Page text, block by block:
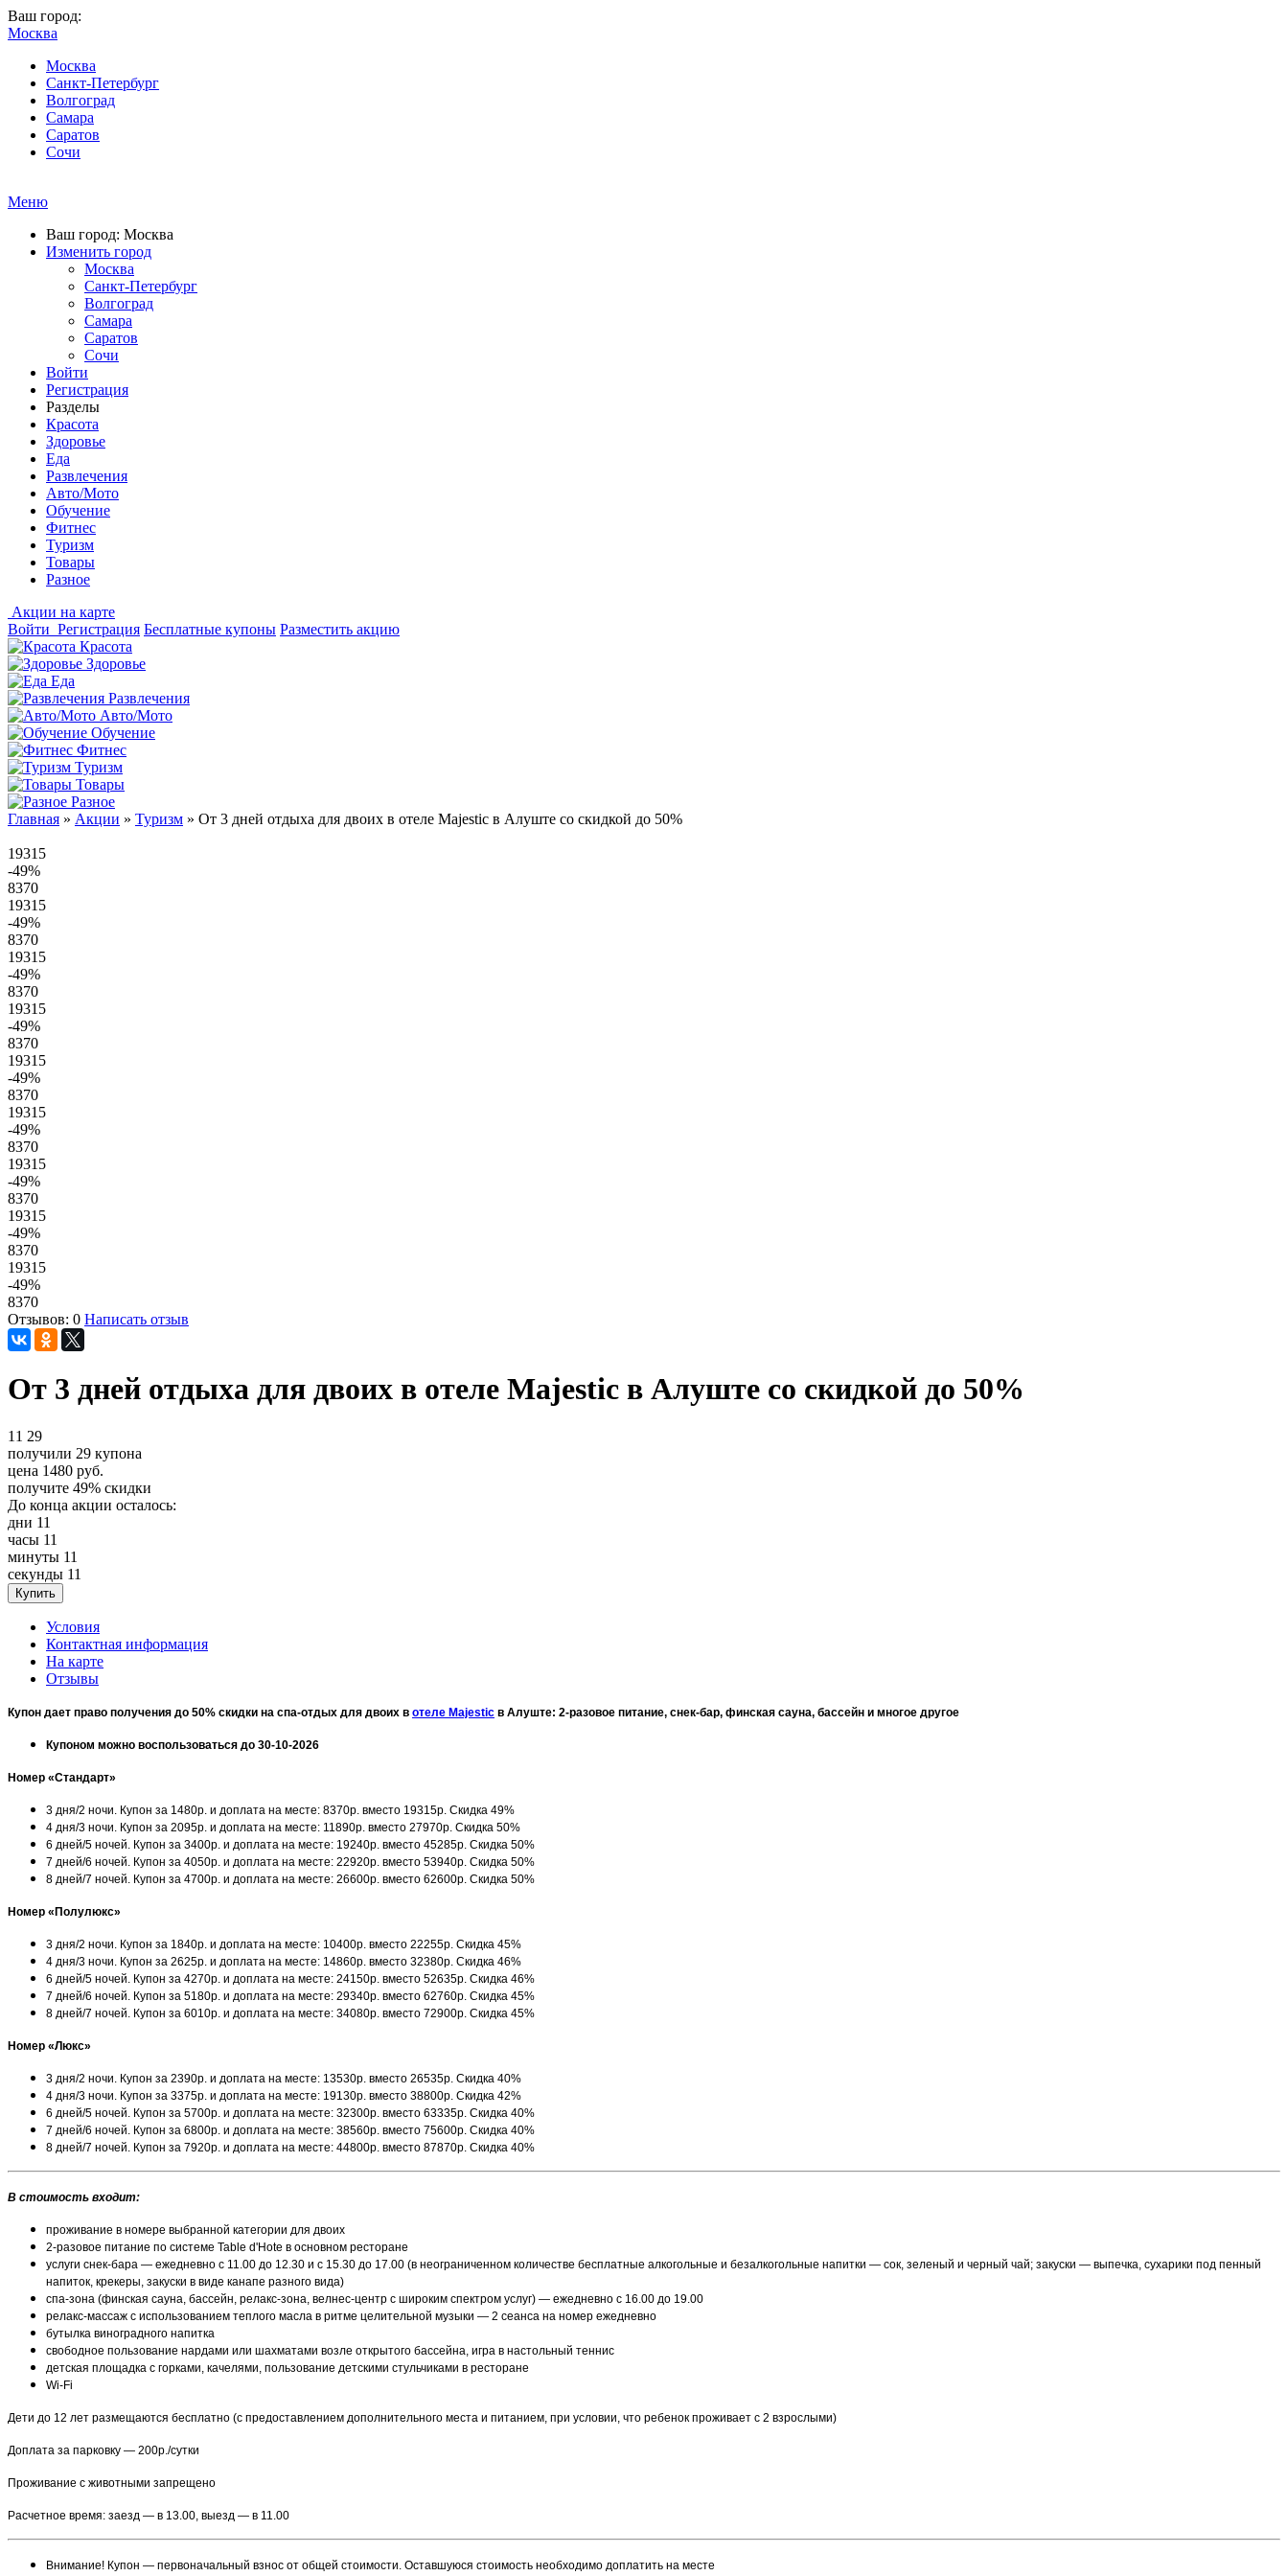
Ваш город:
Москва
Москва
Санкт-Петербург
Волгоград
Самара
Саратов
Сочи
Меню
Ваш город: Москва
Изменить город
Москва
Санкт-Петербург
Волгоград
Самара
Саратов
Сочи
Войти
Регистрация
Разделы
Красота
Здоровье
Еда
Развлечения
Авто/Мото
Обучение
Фитнес
Туризм
Товары
Разное
Акции на карте
Войти Регистрация Бесплатные купоны Разместить акцию
Красота
Здоровье
Еда
Развлечения
Авто/Мото
Обучение
Фитнес
Туризм
Товары
Разное
Главная » Акции » Туризм » От 3 дней отдыха для двоих в отеле Majestic в Алуште со скидкой до 50%
19315
-49%
8370
19315
-49%
8370
19315
-49%
8370
19315
-49%
8370
19315
-49%
8370
19315
-49%
8370
19315
-49%
8370
19315
-49%
8370
19315
-49%
8370
Отзывов: 0 Написать отзыв
От 3 дней отдыха для двоих в отеле Majestic в Алуште со скидкой до 50%
11 29
получили 29 купона
цена 1480 руб.
получите 49% скидки
До конца акции осталось:
дни 11
часы 11
минуты 11
секунды 11
Условия
Контактная информация
На карте
Отзывы
Купон дает право получения до 50% скидки на спа-отдых для двоих в отеле Majestic в Алуште: 2-разовое питание, снек-бар, финская сауна, бассейн и многое другое
Купоном можно воспользоваться до 30-10-2026
Номер «Стандарт»
3 дня/2 ночи. Купон за 1480р. и доплата на месте: 8370р. вместо 19315р. Скидка 49%
4 дня/3 ночи. Купон за 2095р. и доплата на месте: 11890р. вместо 27970р. Скидка 50%
6 дней/5 ночей. Купон за 3400р. и доплата на месте: 19240р. вместо 45285р. Скидка 50%
7 дней/6 ночей. Купон за 4050р. и доплата на месте: 22920р. вместо 53940р. Скидка 50%
8 дней/7 ночей. Купон за 4700р. и доплата на месте: 26600р. вместо 62600р. Скидка 50%
Номер «Полулюкс»
3 дня/2 ночи. Купон за 1840р. и доплата на месте: 10400р. вместо 22255р. Скидка 45%
4 дня/3 ночи. Купон за 2625р. и доплата на месте: 14860р. вместо 32380р. Скидка 46%
6 дней/5 ночей. Купон за 4270р. и доплата на месте: 24150р. вместо 52635р. Скидка 46%
7 дней/6 ночей. Купон за 5180р. и доплата на месте: 29340р. вместо 62760р. Скидка 45%
8 дней/7 ночей. Купон за 6010р. и доплата на месте: 34080р. вместо 72900р. Скидка 45%
Номер «Люкс»
3 дня/2 ночи. Купон за 2390р. и доплата на месте: 13530р. вместо 26535р. Скидка 40%
4 дня/3 ночи. Купон за 3375р. и доплата на месте: 19130р. вместо 38800р. Скидка 42%
6 дней/5 ночей. Купон за 5700р. и доплата на месте: 32300р. вместо 63335р. Скидка 40%
7 дней/6 ночей. Купон за 6800р. и доплата на месте: 38560р. вместо 75600р. Скидка 40%
8 дней/7 ночей. Купон за 7920р. и доплата на месте: 44800р. вместо 87870р. Скидка 40%
В стоимость входит:
проживание в номере выбранной категории для двоих
2-разовое питание по системе Table d'Hote в основном ресторане
услуги снек-бара — ежедневно с 11.00 до 12.30 и с 15.30 до 17.00 (в неограниченном количестве бесплатные алкогольные и безалкогольные напитки — сок, зеленый и черный чай; закуски — выпечка, сухарики под пенный
напиток, крекеры, закуски в виде канапе разного вида)
спа-зона (финская сауна, бассейн, релакс-зона, велнес-центр с широким спектром услуг) — ежедневно с 16.00 до 19.00
релакс-массаж с использованием теплого масла в ритме целительной музыки — 2 сеанса на номер ежедневно
бутылка виноградного напитка
свободное пользование нардами или шахматами возле открытого бассейна, игра в настольный теннис
детская площадка с горками, качелями, пользование детскими стульчиками в ресторане
Wi-Fi
Дети до 12 лет размещаются бесплатно (с предоставлением дополнительного места и питанием, при условии, что ребенок проживает с 2 взрослыми)
Доплата за парковку — 200р./сутки
Проживание с животными запрещено
Расчетное время: заезд — в 13.00, выезд — в 11.00
Внимание! Купон — первоначальный взнос от общей стоимости. Оставшуюся стоимость необходимо доплатить на месте